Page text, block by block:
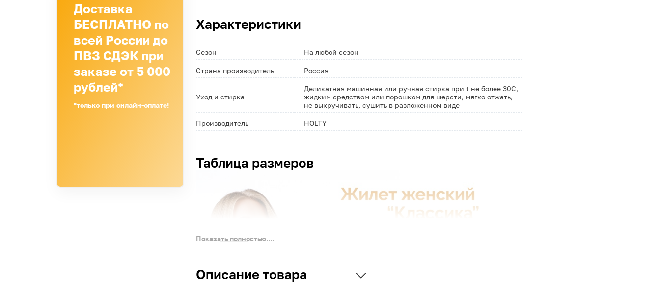
Доставка
БЕСПЛАТНО по
всей России до
ПВЗ СДЭК при
заказе от 5 000
рублей*
*только при онлайн-оплате!
Характеристики
Сезон На любой сезон
Страна производитель Россия
Уход и стирка
Деликатная машинная или ручная стирка при t не более 30С,
жидким средством или порошком для шерсти, мягко отжать,
не выкручивать, сушить в разложенном виде
Производитель HOLTY
Таблица размеров
Показать полностью....
Описание товара